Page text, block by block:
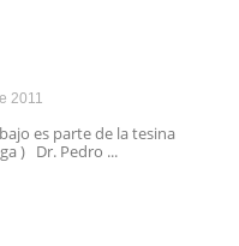
2011
es parte de la tesina
) Dr. Pedro ...